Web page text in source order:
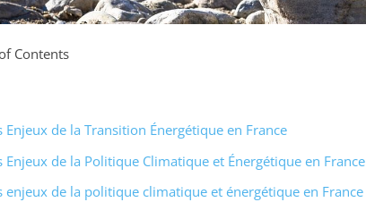
Contents
Enjeux de la Transition Énergétique en France
Enjeux de la Politique Climatique et Énergétique en France
enjeux de la politique climatique et énergétique en France